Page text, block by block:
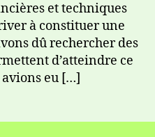
et techniques
à constituer une
dû rechercher des
d’atteindre ce
eu […]